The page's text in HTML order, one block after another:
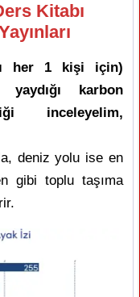
Kitabı
her 1 kişi için)
karbon
inceleyelim,
deniz yolu ise en
gibi toplu taşıma